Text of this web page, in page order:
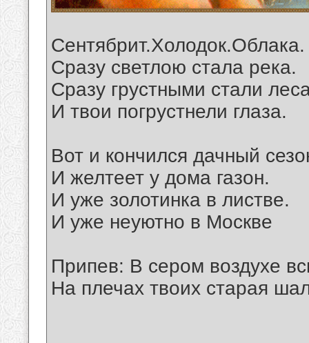
Сентябрит.Холодок.Облака.
Сразу светлою стала река.
Сразу грустными стали
И твои погрустнели глаза.
Вот и кончился дачный
И желтеет у дома газон.
И уже золотинка в листве.
И уже неуютно в Москве
Припев: В сером воздухе
На плечах твоих старая